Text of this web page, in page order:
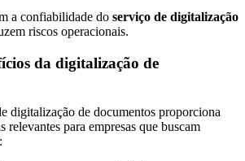
a confiabilidade do serviço de digitalização
riscos operacionais.
da digitalização de
digitalização de documentos proporciona
relevantes para empresas que buscam